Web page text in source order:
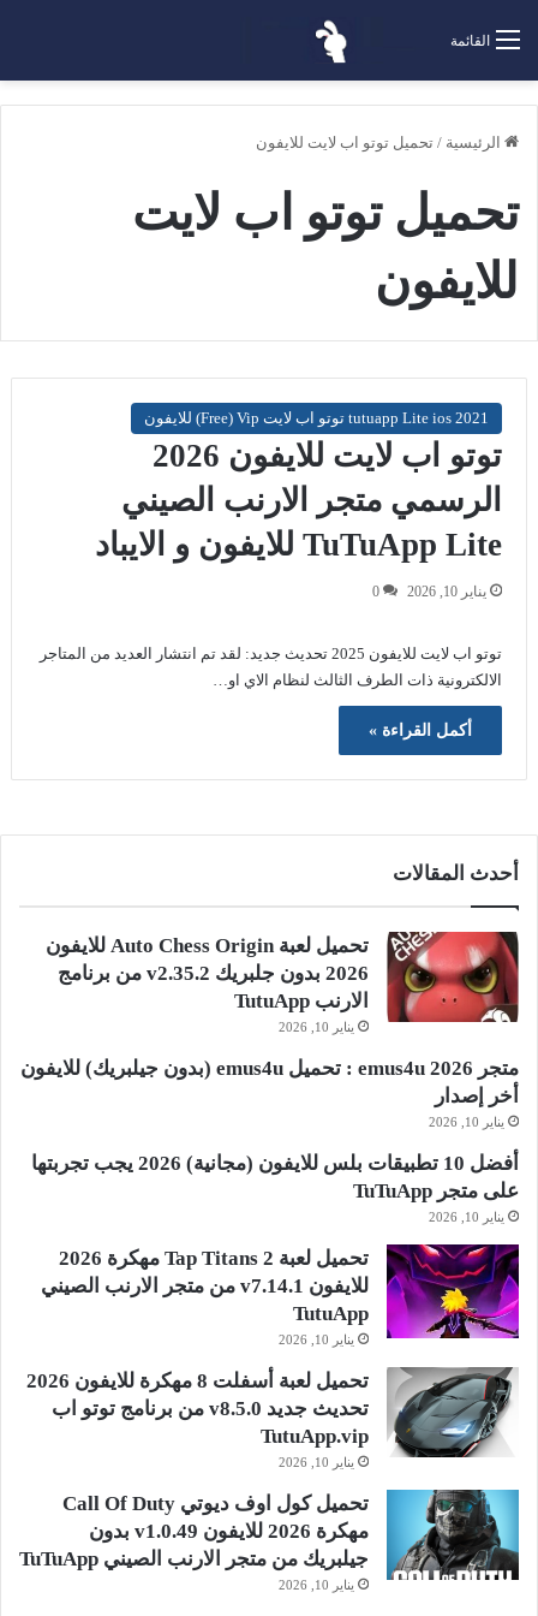
القائمة
الرئيسية / تحميل توتو اب لايت للايفون
تحميل توتو اب لايت
للايفون
tutuapp Lite ios 2021 توتو اب لايت Free) Vip) للايفون
توتو اب لايت للايفون 2026
الرسمي متجر الارنب الصيني
TuTuApp Lite للايفون و الايباد
يناير 10, 2026 0
توتو اب لايت للايفون 2025 تحديث جديد: لقد تم انتشار العديد من المتاجر
الالكترونية ذات الطرف الثالث لنظام الاي او…
أكمل القراءة »
أحدث المقالات
تحميل لعبة Auto Chess Origin للايفون
2026 بدون جلبريك v2.35.2 من برنامج
الارنب TutuApp
يناير 10, 2026
متجر emus4u 2026 : تحميل emus4u (بدون جيلبريك) للايفون
أخر إصدار
يناير 10, 2026
أفضل 10 تطبيقات بلس للايفون (مجانية) 2026 يجب تجربتها
على متجر TuTuApp
يناير 10, 2026
تحميل لعبة Tap Titans 2 مهكرة 2026
للايفون v7.14.1 من متجر الارنب الصيني
TutuApp
يناير 10, 2026
تحميل لعبة أسفلت 8 مهكرة للايفون 2026
تحديث جديد v8.5.0 من برنامج توتو اب
TutuApp.vip
يناير 10, 2026
تحميل كول اوف ديوتي Call Of Duty
مهكرة 2026 للايفون v1.0.49 بدون
جيلبريك من متجر الارنب الصيني TuTuApp
يناير 10, 2026